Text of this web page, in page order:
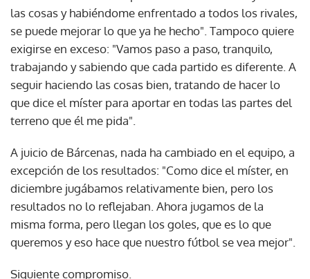
las cosas y habiéndome enfrentado a todos los rivales,
se puede mejorar lo que ya he hecho". Tampoco quiere
exigirse en exceso: "Vamos paso a paso, tranquilo,
trabajando y sabiendo que cada partido es diferente. A
seguir haciendo las cosas bien, tratando de hacer lo
que dice el míster para aportar en todas las partes del
terreno que él me pida".
A juicio de Bárcenas, nada ha cambiado en el equipo, a
excepción de los resultados: "Como dice el míster, en
diciembre jugábamos relativamente bien, pero los
resultados no lo reflejaban. Ahora jugamos de la
misma forma, pero llegan los goles, que es lo que
queremos y eso hace que nuestro fútbol se vea mejor".
Siguiente compromiso.